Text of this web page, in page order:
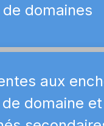
domaines
aux
domaine